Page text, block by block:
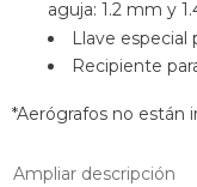
aguja: 1.2 mm y
Llave especial
Recipiente
*Aerógrafos no están
Ampliar descripción